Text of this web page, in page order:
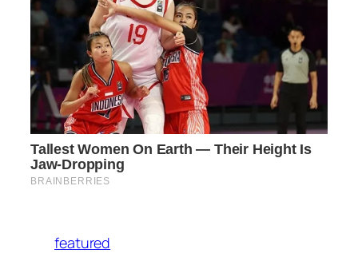
featured